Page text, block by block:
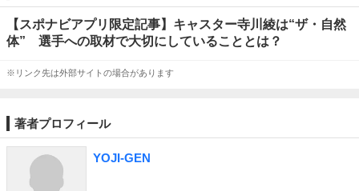
【スポナビアプリ限定記事】キャスター寺川綾は“ザ・自然
体” 選手への取材で大切にしていることとは？
※リンク先は外部サイトの場合があります
著者プロフィール
YOJI-GEN